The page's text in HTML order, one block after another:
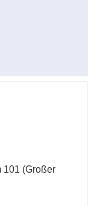
101 (Großer